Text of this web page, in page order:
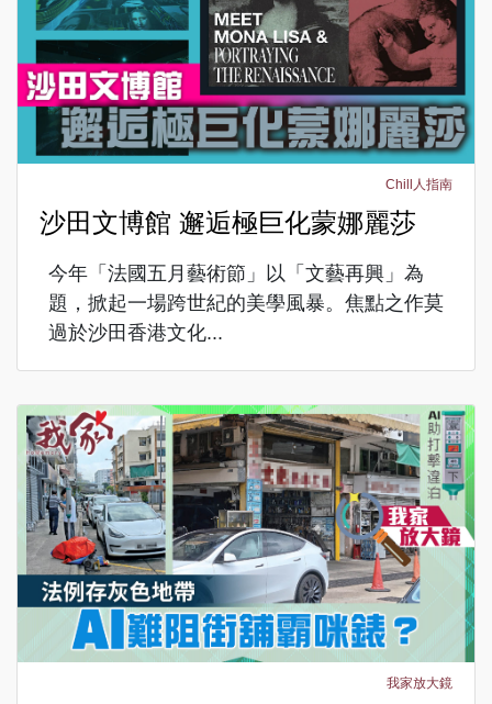
Chill人指南
沙田文博館 邂逅極巨化蒙娜麗莎
今年「法國五月藝術節」以「文藝再興」為
題，掀起一場跨世紀的美學風暴。焦點之作莫
過於沙田香港文化...
我家放大鏡